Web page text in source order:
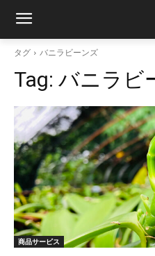
タグ バニラビーンズ
Tag: バニラビ
商品サービス